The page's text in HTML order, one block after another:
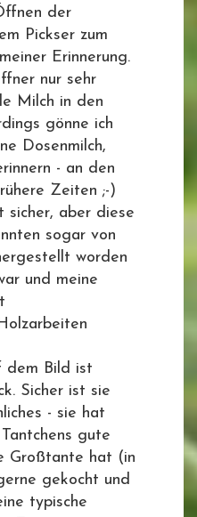
der
Pickser zum
Erinnerung.
nur sehr
Milch in den
gönne ich
Dosenmilch,
- an den
Zeiten ;-)
sicher, aber diese
sogar von
worden
und meine
dem Bild ist
Sicher ist sie
- sie hat
gute
Großtante hat (in
gekocht und
typische